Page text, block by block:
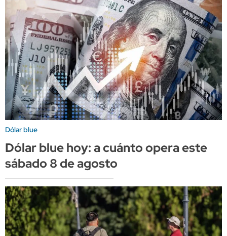
Dólar blue
Dólar blue hoy: a cuánto opera este
sábado 8 de agosto